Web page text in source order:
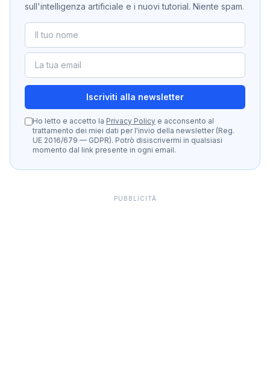
sull'intelligenza artificiale e i nuovi tutorial. Niente spam.
Iscriviti alla newsletter
Ho letto e accetto la Privacy Policy e acconsento al
trattamento dei miei dati per l'invio della newsletter (Reg.
UE 2016/679 — GDPR). Potrò disiscrivermi in qualsiasi
momento dal link presente in ogni email.
PUBBLICITÀ